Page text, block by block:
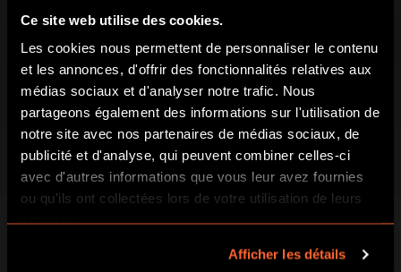
Ce site web utilise des cookies.
Les cookies nous permettent de personnaliser le contenu
et les annonces, d'offrir des fonctionnalités relatives aux
médias sociaux et d'analyser notre trafic. Nous
partageons également des informations sur l'utilisation de
notre site avec nos partenaires de médias sociaux, de
publicité et d'analyse, qui peuvent combiner celles-ci
avec d'autres informations que vous leur avez fournies
ou qu'ils ont collectées lors de votre utilisation de leurs
services.
Afficher les détails
Durée 30 minutes minimum
Où? Escape Hunt à Plan de Campagne